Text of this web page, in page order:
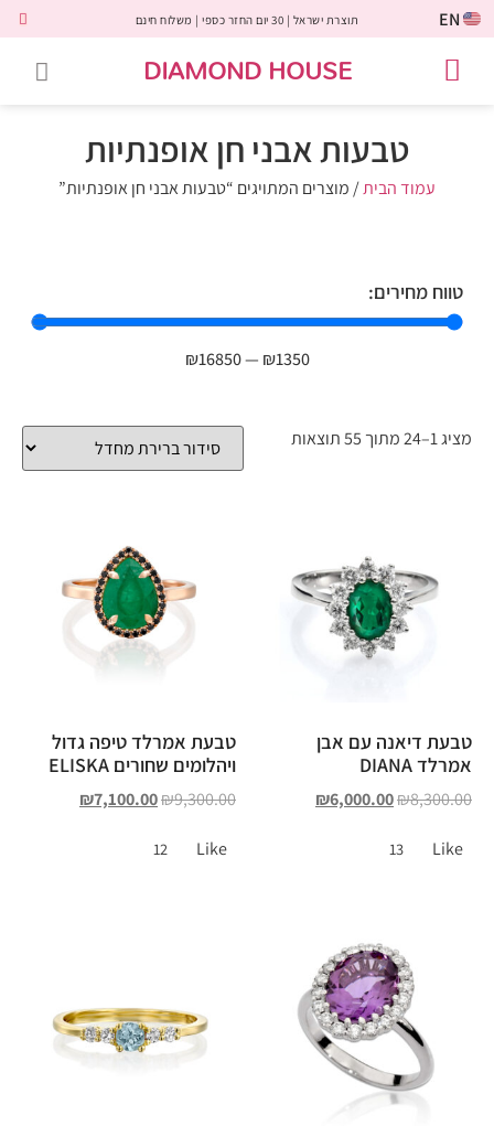
EN תוצרת ישראל | 30 יום החזר כספי | משלוח חינם
DIAMOND HOUSE
טבעות אבני חן אופנתיות
עמוד הבית/ מוצרים המתויגים “טבעות אבני חן אופנתיות”
טווח מחירים:
₪1350
—
₪16850
מציג 1–24 מתוך 55 תוצאות
טבעת דיאנה עם אבן
אמרלד DIANA
₪8,300.00
₪6,000.00
Like
13
טבעת אמרלד טיפה גדול
ויהלומים שחורים ELISKA
₪9,300.00
₪7,100.00
Like
12